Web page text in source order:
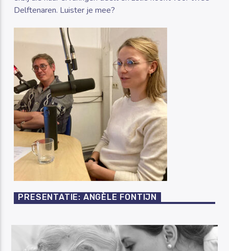
Delftenaren. Luister je mee?
PRESENTATIE: ANGÈLE FONTIJN